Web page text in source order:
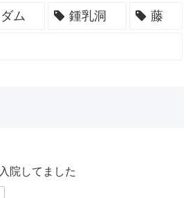
ダム 鍾乳洞 藤
院してました